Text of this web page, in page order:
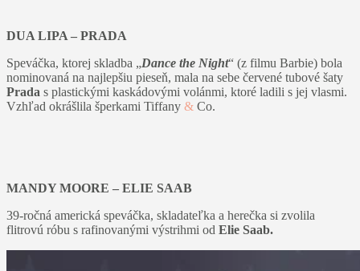
DUA LIPA – PRADA
Speváčka, ktorej skladba „Dance the Night“ (z filmu Barbie) bola
nominovaná na najlepšiu pieseň, mala na sebe červené tubové šaty
Prada s plastickými kaskádovými volánmi, ktoré ladili s jej vlasmi.
Vzhľad okrášlila šperkami Tiffany & Co.
MANDY MOORE – ELIE SAAB
39-ročná americká speváčka, skladateľka a herečka si zvolila
flitrovú róbu s rafinovanými výstrihmi od Elie Saab.